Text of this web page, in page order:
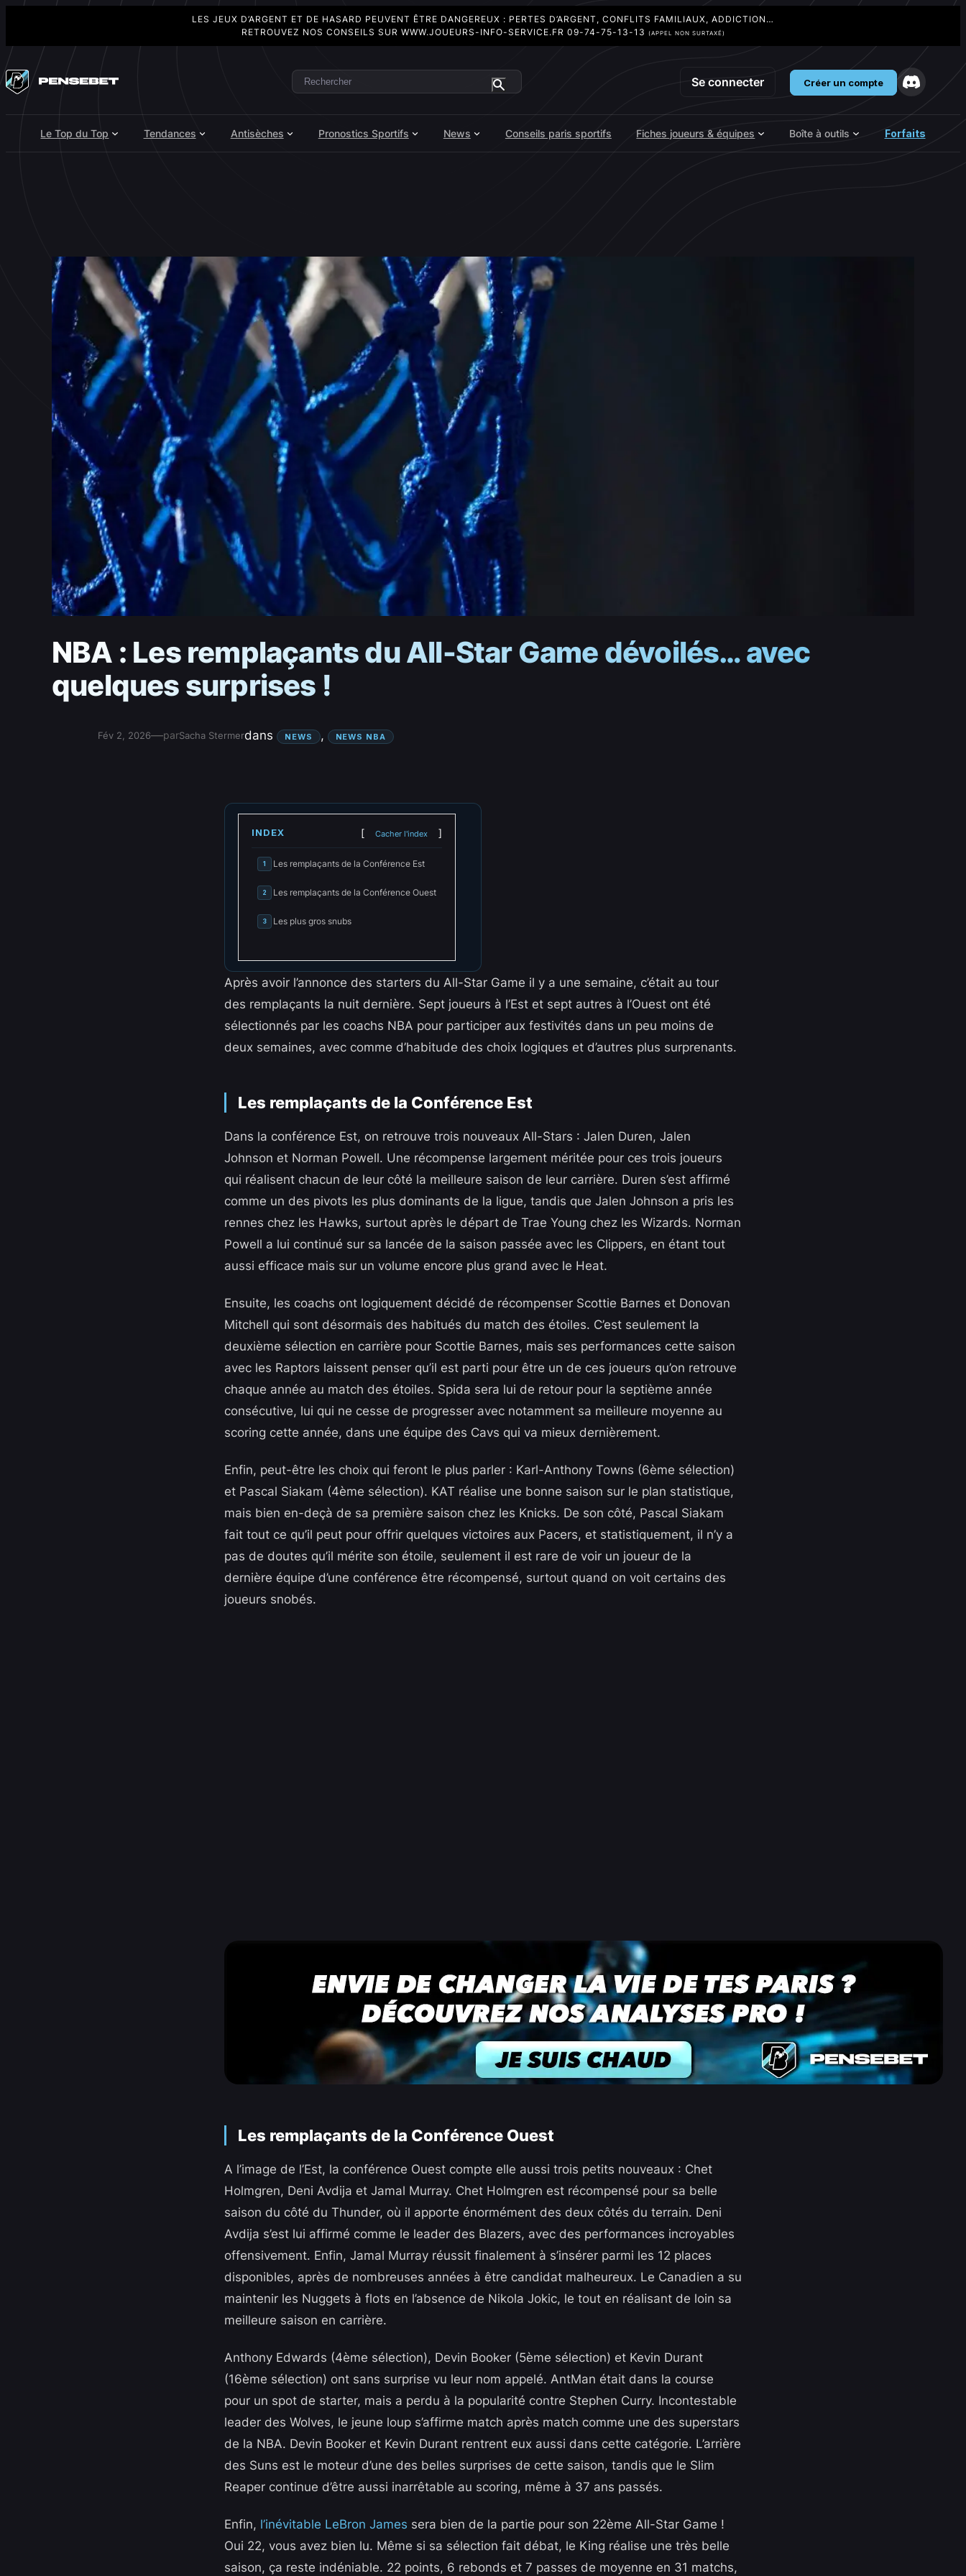
LES JEUX D’ARGENT ET DE HASARD PEUVENT ÊTRE DANGEREUX : PERTES D’ARGENT, CONFLITS FAMILIAUX, ADDICTION…
RETROUVEZ NOS CONSEILS SUR WWW.JOUEURS-INFO-SERVICE.FR 09-74-75-13-13 (APPEL NON SURTAXÉ)
au
contenu
Rechercher Se connecter Créer un compte
Le Top du Top Tendances Antisèches Pronostics Sportifs News Conseils paris sportifs Fiches joueurs & équipes Boîte à outils Forfaits
NBA : Les remplaçants du All-Star Game dévoilés… avec
quelques surprises !
Fév 2, 2026—parSacha Stermerdans NEWS , NEWS NBA
INDEX Cacher l'index
1 Les remplaçants de la Conférence Est
2 Les remplaçants de la Conférence Ouest
3 Les plus gros snubs
Après avoir l’annonce des starters du All-Star Game il y a une semaine, c’était au tour
des remplaçants la nuit dernière. Sept joueurs à l’Est et sept autres à l’Ouest ont été
sélectionnés par les coachs NBA pour participer aux festivités dans un peu moins de
deux semaines, avec comme d’habitude des choix logiques et d’autres plus surprenants.
Les remplaçants de la Conférence Est
Dans la conférence Est, on retrouve trois nouveaux All-Stars : Jalen Duren, Jalen
Johnson et Norman Powell. Une récompense largement méritée pour ces trois joueurs
qui réalisent chacun de leur côté la meilleure saison de leur carrière. Duren s’est affirmé
comme un des pivots les plus dominants de la ligue, tandis que Jalen Johnson a pris les
rennes chez les Hawks, surtout après le départ de Trae Young chez les Wizards. Norman
Powell a lui continué sur sa lancée de la saison passée avec les Clippers, en étant tout
aussi efficace mais sur un volume encore plus grand avec le Heat.
Ensuite, les coachs ont logiquement décidé de récompenser Scottie Barnes et Donovan
Mitchell qui sont désormais des habitués du match des étoiles. C’est seulement la
deuxième sélection en carrière pour Scottie Barnes, mais ses performances cette saison
avec les Raptors laissent penser qu’il est parti pour être un de ces joueurs qu’on retrouve
chaque année au match des étoiles. Spida sera lui de retour pour la septième année
consécutive, lui qui ne cesse de progresser avec notamment sa meilleure moyenne au
scoring cette année, dans une équipe des Cavs qui va mieux dernièrement.
Enfin, peut-être les choix qui feront le plus parler : Karl-Anthony Towns (6ème sélection)
et Pascal Siakam (4ème sélection). KAT réalise une bonne saison sur le plan statistique,
mais bien en-deçà de sa première saison chez les Knicks. De son côté, Pascal Siakam
fait tout ce qu’il peut pour offrir quelques victoires aux Pacers, et statistiquement, il n’y a
pas de doutes qu’il mérite son étoile, seulement il est rare de voir un joueur de la
dernière équipe d’une conférence être récompensé, surtout quand on voit certains des
joueurs snobés.
Les remplaçants de la Conférence Ouest
A l’image de l’Est, la conférence Ouest compte elle aussi trois petits nouveaux : Chet
Holmgren, Deni Avdija et Jamal Murray. Chet Holmgren est récompensé pour sa belle
saison du côté du Thunder, où il apporte énormément des deux côtés du terrain. Deni
Avdija s’est lui affirmé comme le leader des Blazers, avec des performances incroyables
offensivement. Enfin, Jamal Murray réussit finalement à s’insérer parmi les 12 places
disponibles, après de nombreuses années à être candidat malheureux. Le Canadien a su
maintenir les Nuggets à flots en l’absence de Nikola Jokic, le tout en réalisant de loin sa
meilleure saison en carrière.
Anthony Edwards (4ème sélection), Devin Booker (5ème sélection) et Kevin Durant
(16ème sélection) ont sans surprise vu leur nom appelé. AntMan était dans la course
pour un spot de starter, mais a perdu à la popularité contre Stephen Curry. Incontestable
leader des Wolves, le jeune loup s’affirme match après match comme une des superstars
de la NBA. Devin Booker et Kevin Durant rentrent eux aussi dans cette catégorie. L’arrière
des Suns est le moteur d’une des belles surprises de cette saison, tandis que le Slim
Reaper continue d’être aussi inarrêtable au scoring, même à 37 ans passés.
Enfin, l’inévitable LeBron James sera bien de la partie pour son 22ème All-Star Game !
Oui 22, vous avez bien lu. Même si sa sélection fait débat, le King réalise une très belle
saison, ça reste indéniable. 22 points, 6 rebonds et 7 passes de moyenne en 31 matchs,